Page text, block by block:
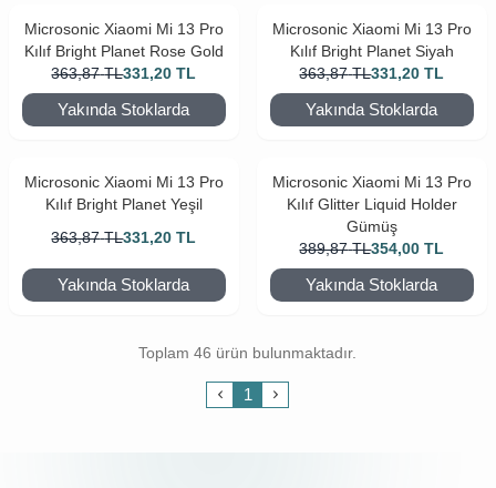
Microsonic Xiaomi Mi 13 Pro
Kılıf Bright Planet Rose Gold
363,87 TL331,20 TL
Yakında Stoklarda
Microsonic Xiaomi Mi 13 Pro
Kılıf Bright Planet Siyah
363,87 TL331,20 TL
Yakında Stoklarda
Microsonic Xiaomi Mi 13 Pro
Kılıf Bright Planet Yeşil
363,87 TL331,20 TL
Yakında Stoklarda
Microsonic Xiaomi Mi 13 Pro
Kılıf Glitter Liquid Holder
Gümüş
389,87 TL354,00 TL
Yakında Stoklarda
Toplam 46 ürün bulunmaktadır.
1